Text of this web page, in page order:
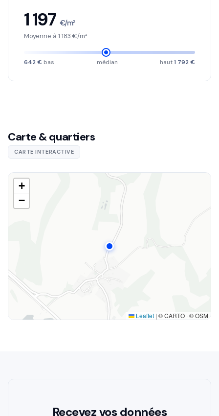
1 197 €/m²
Moyenne à 1 183 €/m²
642 € bas médian haut1 792 €
Carte & quartiers
CARTE INTERACTIVE
+
−
Leaflet | © CARTO · © OSM
Recevez vos données